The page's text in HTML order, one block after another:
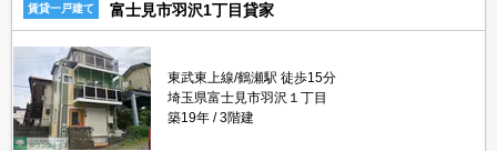
賃貸一戸建て 富士見市羽沢1丁目貸家
東武東上線/鶴瀬駅 徒歩15分
埼玉県富士見市羽沢１丁目
築19年
3階建